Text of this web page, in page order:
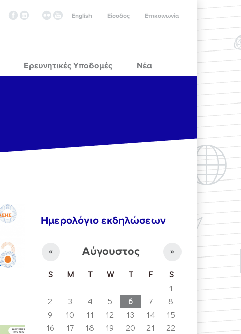
Επικοινωνία
Είσοδος
English
Ερευνητικές Υποδομές Νέα
Ημερολόγιο εκδηλώσεων
Αύγουστος
« »
S M T W T F
S
1
2
3 4 5 6 7
8
9
10 11 12 13 14
15
16
17 18 19 20 21
22